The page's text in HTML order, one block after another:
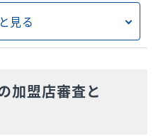
ント
見る
加盟店審査と